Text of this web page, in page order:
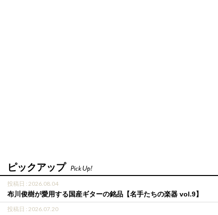
ピックアップ Pick Up!
投稿日 : 2026.08.04
布川俊樹が愛用する国産ギターの銘品【名手たちの楽器 vol.9】
投稿日 : 2026.07.20